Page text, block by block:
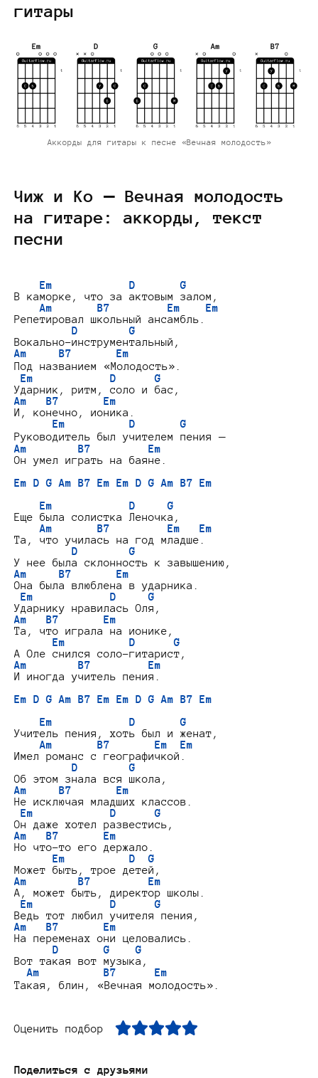
гитары
Аккорды для гитары к песне «Вечная молодость»
Чиж и Ко — Вечная молодость
на гитаре: аккорды, текст
песни
Em            D       G
В каморке, что за актовым залом,
Am       B7         Em    Em
Репетировал школьный ансамбль.
D        G
Am     B7       Em
Под названием «Молодость».
Em            D      G
Am   B7       Em
И, конечно, ионика.
Em          D       G
Am        B7         Em
Он умел играть на баяне.
Em D G Am B7 Em Em D G Am B7 Em
Em            D     G
Еще была солистка Леночка,
Am       B7         Em   Em
Та, что училась на год младше.
D        G
Am     B7       Em
Она была влюблена в ударника.
Em            D     G
Am   B7       Em
Та, что играла на ионике,
Em          D      G
Am        B7         Em
И иногда учитель пения.
Em D G Am B7 Em Em D G Am B7 Em
Em            D       G
Учитель пения, хоть был и женат,
Am       B7       Em  Em
Имел романс с географичкой.
D        G
Am     B7       Em
Не исключая младших классов.
Em            D      G
Am   B7       Em
Но что-то его держало.
Em          D  G
Am        B7         Em
А, может быть, директор школы.
Em            D      G
Am   B7       Em
На переменах они целовались.
D       G    G
Вот такая вот музыка,
Am          B7      Em
Оценить подбор
Поделиться с друзьями